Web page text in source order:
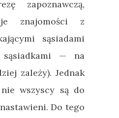
zapoznawczą,
znajomości z
sąsiadami
sąsiadkami — na
zależy). Jednak
wszyscy są do
Do tego